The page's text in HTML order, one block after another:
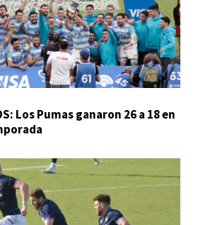
Los Pumas ganaron 26 a 18 en